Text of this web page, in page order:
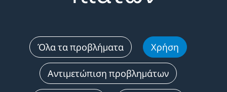
Όλα τα προβλήματα Χρήση
Αντιμετώπιση προβλημάτων